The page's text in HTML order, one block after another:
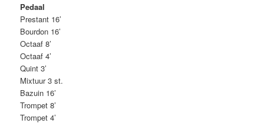
Pedaal
Prestant 16’
Bourdon 16’
Octaaf 8’
Octaaf 4’
Quint 3’
Mixtuur 3 st.
Bazuin 16’
Trompet 8’
Trompet 4’